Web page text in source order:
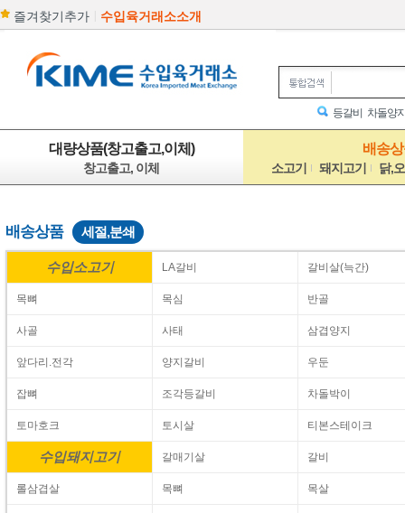
즐겨찾기추가 수입육거래소소개
등갈비 차돌양
대량상품(창고출고,이체)
창고출고, 이체
배송
소고기 돼지고기 닭,
배송상품 세절,분쇄
수입소고기 LA갈비 갈비살(늑간)
목뼈 목심 반골
사골 사태 삼겹양지
앞다리.전각 양지갈비 우둔
잡뼈 조각등갈비 차돌박이
토마호크 토시살 티본스테이크
수입돼지고기 갈매기살 갈비
롤삼겹살 목뼈 목살